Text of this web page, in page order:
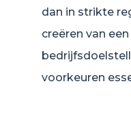
dan in strikte
creëren van
voorkeuren